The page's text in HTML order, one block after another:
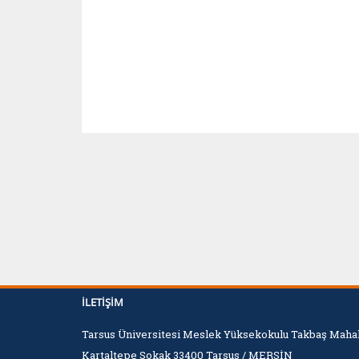
İLETIŞIM
Tarsus Üniversitesi Meslek Yüksekokulu Takbaş
Kartaltepe Sokak 33400 Tarsus / MERSİN